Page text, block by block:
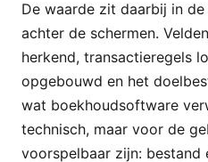
De waarde zit daarbij in
achter de schermen.
herkend, transactieregels
opgebouwd en het
wat boekhoudsoftware
technisch, maar voor de
voorspelbaar zijn: bestand